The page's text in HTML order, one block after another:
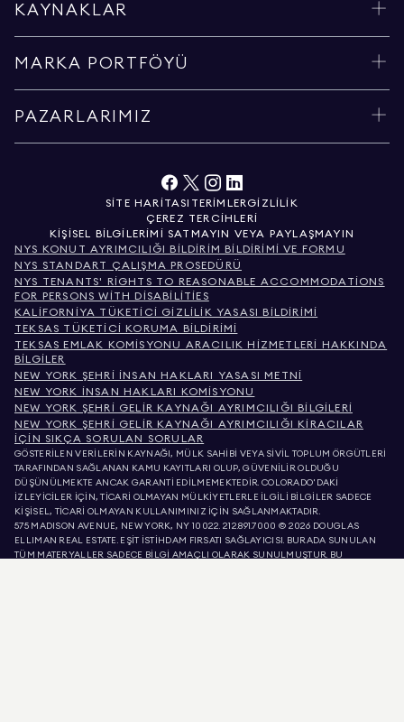
KAYNAKLAR
MARKA PORTFÖYÜ
PAZARLARIMIZ
SITE HARITASI TERIMLER GIZLILIK
ÇEREZ TERCIHLERI
KIŞISEL BILGILERIMI SATMAYIN VEYA PAYLAŞMAYIN
NYS KONUT AYRIMCILIĞI BILDIRIM BILDIRIMI VE FORMU
NYS STANDART ÇALIŞMA PROSEDÜRÜ
NYS TENANTS' RIGHTS TO REASONABLE ACCOMMODATIONS
FOR PERSONS WITH DISABILITIES
KALIFORNIYA TÜKETICI GIZLILIK YASASI BILDIRIMI
TEKSAS TÜKETICI KORUMA BILDIRIMI
TEKSAS EMLAK KOMISYONU ARACILIK HIZMETLERI HAKKINDA
BILGILER
NEW YORK ŞEHRI İNSAN HAKLARI YASASI METNI
NEW YORK İNSAN HAKLARI KOMISYONU
NEW YORK ŞEHRI GELIR KAYNAĞI AYRIMCILIĞI BILGILERI
NEW YORK ŞEHRI GELIR KAYNAĞI AYRIMCILIĞI KIRACILAR
İÇIN SIKÇA SORULAN SORULAR
GÖSTERİLEN VERİLERİN KAYNAĞI, MÜLK SAHİBİ VEYA SİVİL TOPLUM ÖRGÜTLERİ
TARAFINDAN SAĞLANAN KAMU KAYITLARI OLUP, GÜVENİLİR OLDUĞU
DÜŞÜNÜLMEKTE ANCAK GARANTİ EDİLMEMEKTEDİR. COLORADO'DAKİ
İZLEYİCİLER İÇİN, TİCARİ OLMAYAN MÜLKİYETLERLE İLGİLİ BİLGİLER SADECE
KİŞİSEL, TİCARİ OLMAYAN KULLANIMINIZ İÇİN SAĞLANMAKTADIR.
575 MADISON AVENUE, NEW YORK, NY 10022.212.891.7000 © 2026 DOUGLAS
ELLIMAN REAL ESTATE. EŞİT İSTİHDAM FIRSATI SAĞLAYICISI. BURADA SUNULAN
TÜM MATERYALLER SADECE BİLGİ AMAÇLI OLARAK SUNULMUŞTUR. BU